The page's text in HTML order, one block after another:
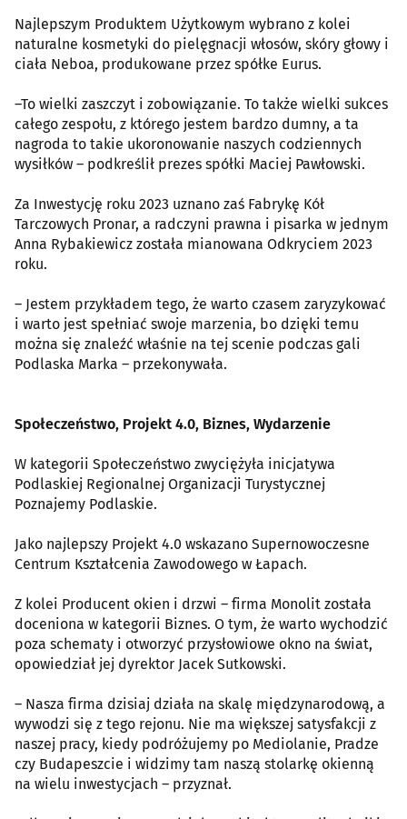
Najlepszym Produktem Użytkowym wybrano z kolei
naturalne kosmetyki do pielęgnacji włosów, skóry głowy i
ciała Neboa, produkowane przez spółke Eurus.
–To wielki zaszczyt i zobowiązanie. To także wielki sukces
całego zespołu, z którego jestem bardzo dumny, a ta
nagroda to takie ukoronowanie naszych codziennych
wysiłków – podkreślił prezes spółki Maciej Pawłowski.
Za Inwestycję roku 2023 uznano zaś Fabrykę Kół
Tarczowych Pronar, a radczyni prawna i pisarka w jednym
Anna Rybakiewicz została mianowana Odkryciem 2023
roku.
– Jestem przykładem tego, że warto czasem zaryzykować
i warto jest spełniać swoje marzenia, bo dzięki temu
można się znaleźć właśnie na tej scenie podczas gali
Podlaska Marka – przekonywała.
Społeczeństwo, Projekt 4.0, Biznes, Wydarzenie
W kategorii Społeczeństwo zwyciężyła inicjatywa
Podlaskiej Regionalnej Organizacji Turystycznej
Poznajemy Podlaskie.
Jako najlepszy Projekt 4.0 wskazano Supernowoczesne
Centrum Kształcenia Zawodowego w Łapach.
Z kolei Producent okien i drzwi – firma Monolit została
doceniona w kategorii Biznes. O tym, że warto wychodzić
poza schematy i otworzyć przysłowiowe okno na świat,
opowiedział jej dyrektor Jacek Sutkowski.
– Nasza firma dzisiaj działa na skalę międzynarodową, a
wywodzi się z tego rejonu. Nie ma większej satysfakcji z
naszej pracy, kiedy podróżujemy po Mediolanie, Pradze
czy Budapeszcie i widzimy tam naszą stolarkę okienną
na wielu inwestycjach – przyznał.